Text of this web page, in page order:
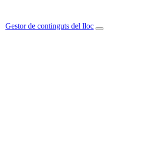
Gestor de continguts del lloc